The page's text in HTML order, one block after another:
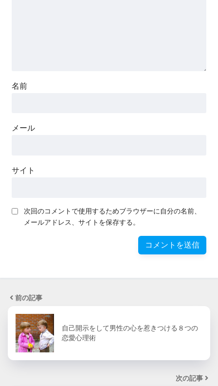
名前
メール
サイト
次回のコメントで使用するためブラウザーに自分の名前、
メールアドレス、サイトを保存する。
前の記事
自己開示をして男性の心を惹きつける８つの
恋愛心理術
次の記事